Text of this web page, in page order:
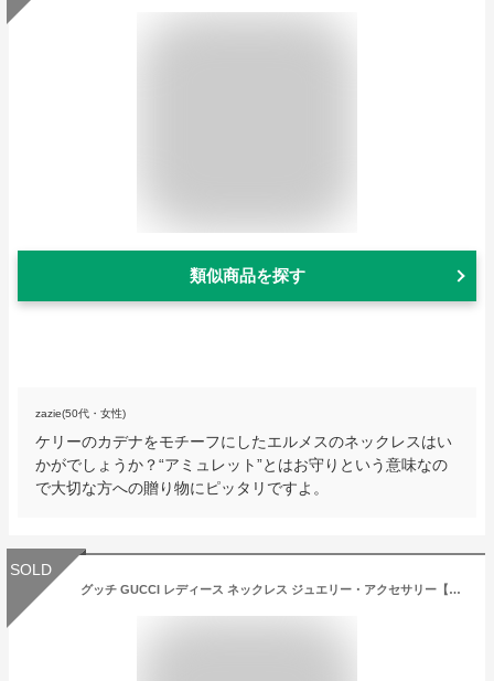
類似商品を探す
zazie(50代・女性)
ケリーのカデナをモチーフにしたエルメスのネックレスはい
かがでしょうか？“アミュレット”とはお守りという意味なの
で大切な方への贈り物にピッタリですよ。
SOLD
グッチ GUCCI レディース ネックレス ジュエリー・アクセサリー【Double-G Pendant Necklace】Yellow Gold